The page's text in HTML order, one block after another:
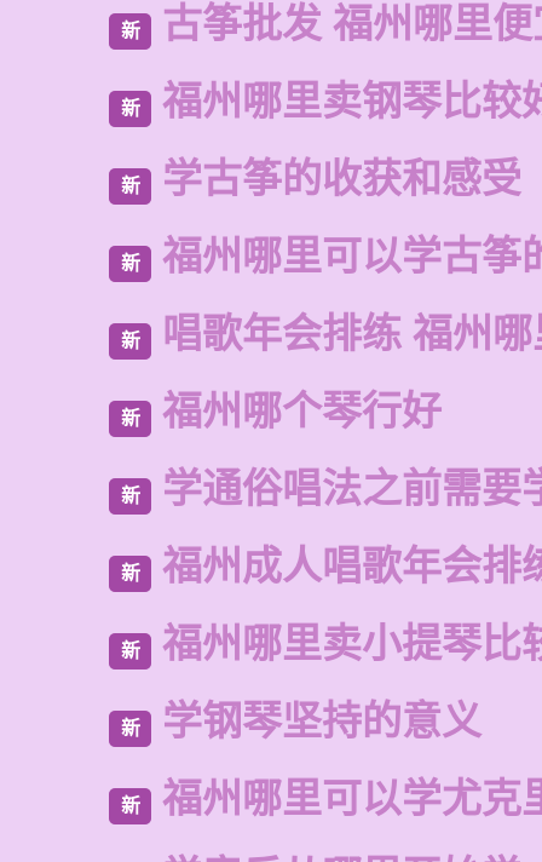
新 古筝批发 福州哪里
新 福州哪里卖钢琴比较
新 学古筝的收获和感受
新 福州哪里可以学古筝
新 唱歌年会排练 福州
新 福州哪个琴行好
新 学通俗唱法之前需要
新 福州成人唱歌年会排
新 福州哪里卖小提琴比
新 学钢琴坚持的意义
新
福州哪里可以学尤克